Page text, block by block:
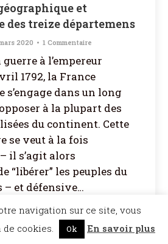
et
des treize départemens
2020 1 Commentaire
à l’empereur
1792, la France
dans un long
à la plupart des
du continent. Cette
se veut à la fois
il s’agit alors
“libérer” les peuples du
– et défensive…
- Mentions légales- Réalisation :
Bel et Bien
navigation sur ce site, vous
cookies.
Ok En savoir plus